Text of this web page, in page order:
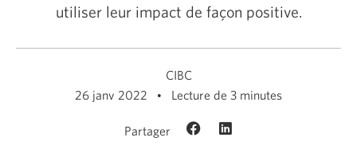
utiliser leur impact de façon positive.
CIBC
26 janv 2022
Lecture de 3 minutes
Partager